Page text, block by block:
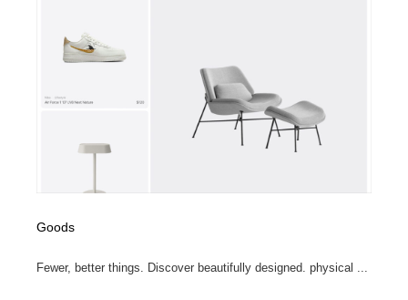
Goods
Fewer, better things. Discover beautifully designed. physical ...